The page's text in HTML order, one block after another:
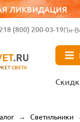
ЛИКВИДАЦИЯ
СВЕТА
8 (800) 200-03-19Пн-
→ Светильники